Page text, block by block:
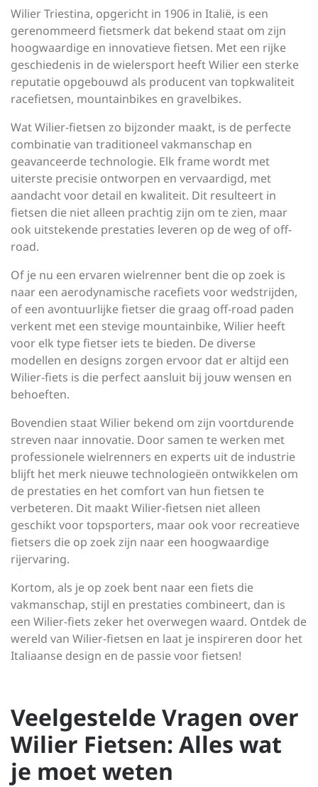
Wilier Triestina, opgericht in 1906 in Italië, is een
gerenommeerd fietsmerk dat bekend staat om zijn
hoogwaardige en innovatieve fietsen. Met een rijke
geschiedenis in de wielersport heeft Wilier een sterke
reputatie opgebouwd als producent van topkwaliteit
racefietsen, mountainbikes en gravelbikes.
Wat Wilier-fietsen zo bijzonder maakt, is de perfecte
combinatie van traditioneel vakmanschap en
geavanceerde technologie. Elk frame wordt met
uiterste precisie ontworpen en vervaardigd, met
aandacht voor detail en kwaliteit. Dit resulteert in
fietsen die niet alleen prachtig zijn om te zien, maar
ook uitstekende prestaties leveren op de weg of off-
road.
Of je nu een ervaren wielrenner bent die op zoek is
naar een aerodynamische racefiets voor wedstrijden,
of een avontuurlijke fietser die graag off-road paden
verkent met een stevige mountainbike, Wilier heeft
voor elk type fietser iets te bieden. De diverse
modellen en designs zorgen ervoor dat er altijd een
Wilier-fiets is die perfect aansluit bij jouw wensen en
behoeften.
Bovendien staat Wilier bekend om zijn voortdurende
streven naar innovatie. Door samen te werken met
professionele wielrenners en experts uit de industrie
blijft het merk nieuwe technologieën ontwikkelen om
de prestaties en het comfort van hun fietsen te
verbeteren. Dit maakt Wilier-fietsen niet alleen
geschikt voor topsporters, maar ook voor recreatieve
fietsers die op zoek zijn naar een hoogwaardige
rijervaring.
Kortom, als je op zoek bent naar een fiets die
vakmanschap, stijl en prestaties combineert, dan is
een Wilier-fiets zeker het overwegen waard. Ontdek de
wereld van Wilier-fietsen en laat je inspireren door het
Italiaanse design en de passie voor fietsen!
Veelgestelde Vragen over
Wilier Fietsen: Alles wat
je moet weten